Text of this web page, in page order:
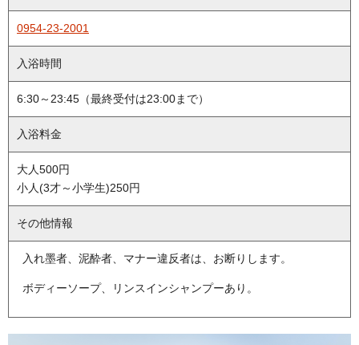
0954-23-2001
入浴時間
6:30～23:45（最終受付は23:00まで）
入浴料金
大人500円
小人(3才～小学生)250円
その他情報
入れ墨者、泥酔者、マナー違反者は、お断りします。
ボディーソープ、リンスインシャンプーあり。